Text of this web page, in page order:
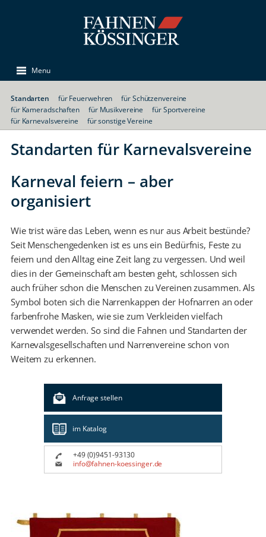
Menu
Standarten für Feuerwehren
für Schützenvereine
für Kameradschaften
für Musikvereine
für Sportvereine
für Karnevalsvereine
für sonstige Vereine
Standarten für Karnevalsvereine
Karneval feiern – aber
organisiert
Wie trist wäre das Leben, wenn es nur aus Arbeit bestünde?
Seit Menschengedenken ist es uns ein Bedürfnis, Feste zu
feiern und den Alltag eine Zeit lang zu vergessen. Und weil
dies in der Gemeinschaft am besten geht, schlossen sich
auch früher schon die Menschen zu Vereinen zusammen. Als
Symbol boten sich die Narrenkappen der Hofnarren an oder
farbenfrohe Masken, wie sie zum Verkleiden vielfach
verwendet werden. So sind die Fahnen und Standarten der
Karnevalsgesellschaften und Narrenvereine schon von
Weitem zu erkennen.
Anfrage stellen
im Katalog
+49 (0)9451-93130
info@fahnen-koessinger.de